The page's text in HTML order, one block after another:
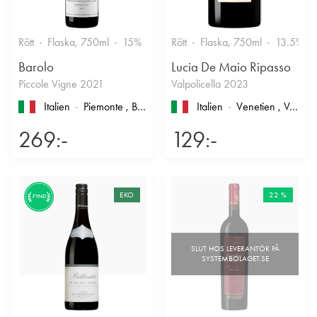
Rött Flaska, 750ml 15% Stramt & Nyanserat
Barolo
Piccole Vigne 2021
Italien
Piemonte , Barolo
269:-
Rött Flaska, 750ml 13.5%
Lucia De Maio Ripasso
Valpolicella 2023
Italien
Venetien , Valpolicella
129:-
FYND EKO 22 %